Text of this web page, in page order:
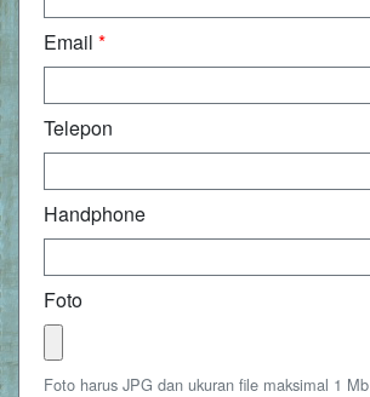
Email *
Telepon
Handphone
Foto
Foto harus JPG dan ukuran file maksimal 1 Mb